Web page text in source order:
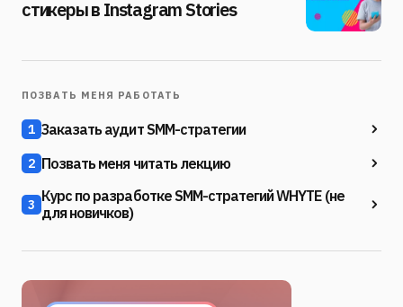
стикеры в Instagram Stories
ПОЗВАТЬ МЕНЯ РАБОТАТЬ
1 Заказать аудит SMM-стратегии
2 Позвать меня читать лекцию
3 Курс по разработке SMM-стратегий WHYTE (не
для новичков)